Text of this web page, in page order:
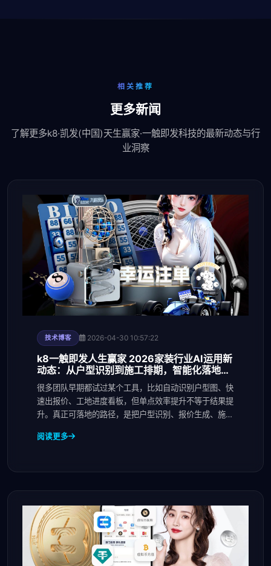
相关推荐
更多新闻
了解更多k8·凯发(中国)天生赢家·一触即发科技的最新动态与行
业洞察
技术博客 2026-04-30 10:57:22
k8一触即发人生赢家 2026家装行业AI运用新
动态：从户型识别到施工排期，智能化落地进
入提效期
很多团队早期都试过某个工具，比如自动识别户型图、快
速出报价、工地进度看板，但单点效率提升不等于结果提
升。真正可落地的路径，是把户型识别、报价生成、施工
阅读更多